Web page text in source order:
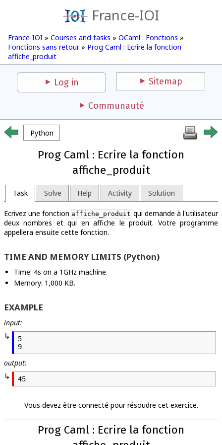
France-IOI
France-IOI » Courses and tasks » OCaml : Fonctions »
Fonctions sans retour» Prog Caml : Ecrire la fonction
affiche_produit
Log in Sitemap
Communauté
Python
Prog Caml : Ecrire la fonction
affiche_produit
Task Solve Help Activity Solution
Ecrivez une fonction affiche_produit qui demande à l'utilisateur
deux nombres et qui en affiche le produit. Votre programme
appellera ensuite cette fonction.
TIME AND MEMORY LIMITS (Python)
Time: 4s on a 1GHz machine.
Memory: 1,000 KB.
EXAMPLE
input:
5
output:
45
Vous devez être connecté pour résoudre cet exercice.
Prog Caml : Ecrire la fonction